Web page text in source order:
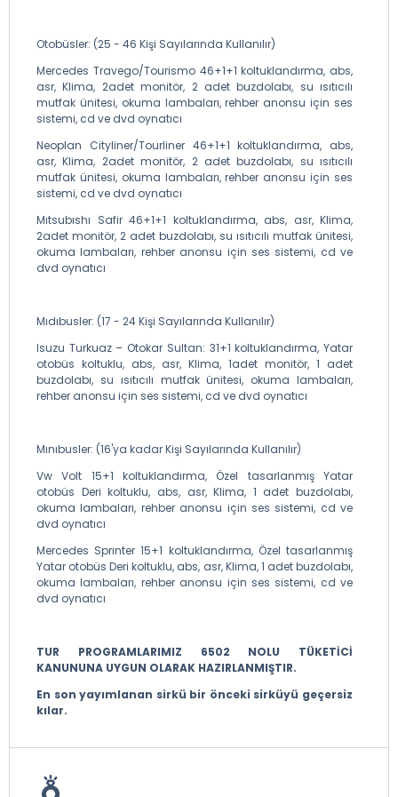
Otobüsler: (25 - 46 Kişi Sayılarında Kullanılır)
Mercedes Travego/Tourismo 46+1+1 koltuklandırma, abs,
asr, Klima, 2adet monitör, 2 adet buzdolabı, su ısıtıcılı
mutfak ünitesi, okuma lambaları, rehber anonsu için ses
sistemi, cd ve dvd oynatıcı
Neoplan Cityliner/Tourliner 46+1+1 koltuklandırma, abs,
asr, Klima, 2adet monitör, 2 adet buzdolabı, su ısıtıcılı
mutfak ünitesi, okuma lambaları, rehber anonsu için ses
sistemi, cd ve dvd oynatıcı
Mıtsubıshı Safir 46+1+1 koltuklandırma, abs, asr, Klima,
2adet monitör, 2 adet buzdolabı, su ısıtıcılı mutfak ünitesi,
okuma lambaları, rehber anonsu için ses sistemi, cd ve
dvd oynatıcı
Mıdıbusler: (17 - 24 Kişi Sayılarında Kullanılır)
Isuzu Turkuaz – Otokar Sultan: 31+1 koltuklandırma, Yatar
otobüs koltuklu, abs, asr, Klima, 1adet monitör, 1 adet
buzdolabı, su ısıtıcılı mutfak ünitesi, okuma lambaları,
rehber anonsu için ses sistemi, cd ve dvd oynatıcı
Mınıbusler: (16'ya kadar Kişi Sayılarında Kullanılır)
Vw Volt 15+1 koltuklandırma, Özel tasarlanmış Yatar
otobüs Deri koltuklu, abs, asr, Klima, 1 adet buzdolabı,
okuma lambaları, rehber anonsu için ses sistemi, cd ve
dvd oynatıcı
Mercedes Sprınter 15+1 koltuklandırma, Özel tasarlanmış
Yatar otobüs Deri koltuklu, abs, asr, Klima, 1 adet buzdolabı,
okuma lambaları, rehber anonsu için ses sistemi, cd ve
dvd oynatıcı
TUR PROGRAMLARIMIZ 6502 NOLU TÜKETİCİ
KANUNUNA UYGUN OLARAK HAZIRLANMIŞTIR.
En son yayımlanan sirkü bir önceki sirküyü geçersiz
kılar.